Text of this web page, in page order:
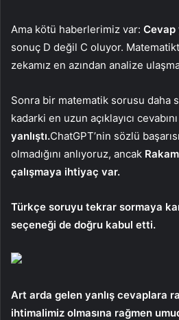
Ama kötü haberlerimiz var: Cevap
sonuç D değil C oluyor.
zekamız en azından analize
Sonra bir matematik sorusu daha
kadarki en uzun açıklayıcı
yanlıştı.ChatGPT’nin sözlü
olmadığını anlıyoruz, ancak
çalışmaya ihtiyaç var.
Türkçe soruyu tekrar sormaya
seçeneği de doğru kabul etti.
Art arda gelen yanlış cevaplara
ihtimalimiz olmasına rağmen